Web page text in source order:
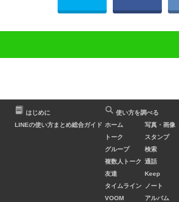
はじめに
LINEの使い方まとめ総合ガイド
使い方を調べる
ホーム
トーク
グループ
複数人トーク
友達
タイムライン
VOOM
写真・画像
スタンプ
検索
通話
Keep
ノート
アルバム